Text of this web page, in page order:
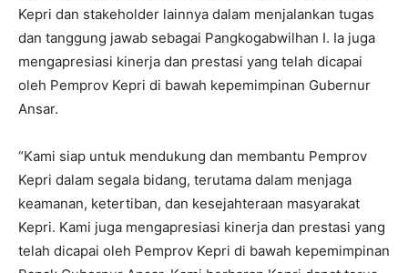
Kepri dan stakeholder lainnya dalam menjalankan tugas
dan tanggung jawab sebagai Pangkogabwilhan I. Ia juga
mengapresiasi kinerja dan prestasi yang telah dicapai
oleh Pemprov Kepri di bawah kepemimpinan Gubernur
Ansar.
“Kami siap untuk mendukung dan membantu Pemprov
Kepri dalam segala bidang, terutama dalam menjaga
keamanan, ketertiban, dan kesejahteraan masyarakat
Kepri. Kami juga mengapresiasi kinerja dan prestasi yang
telah dicapai oleh Pemprov Kepri di bawah kepemimpinan